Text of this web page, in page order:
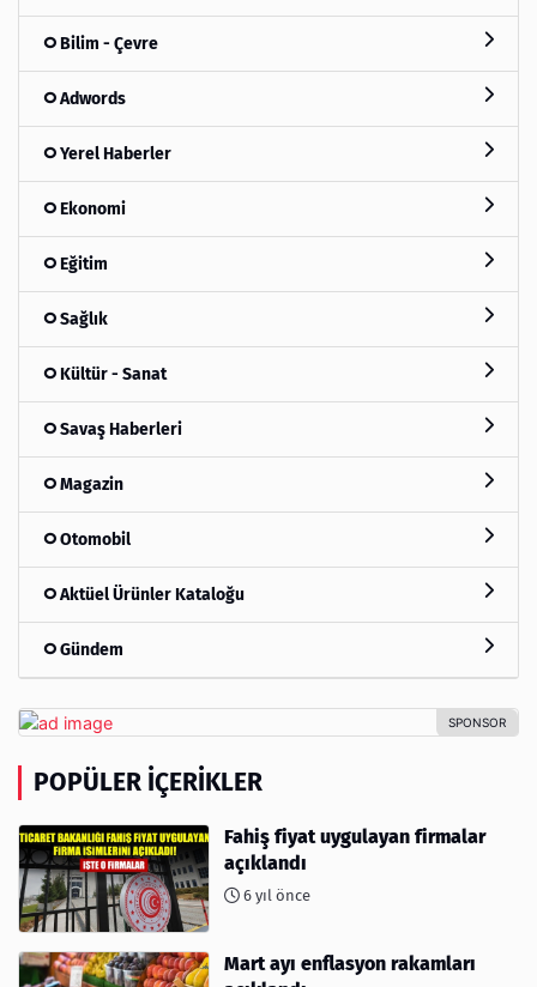
Bilim - Çevre
Adwords
Yerel Haberler
Ekonomi
Eğitim
Sağlık
Kültür - Sanat
Savaş Haberleri
Magazin
Otomobil
Aktüel Ürünler Kataloğu
Gündem
POPÜLER İÇERIKLER
Fahiş fiyat uygulayan firmalar
açıklandı
6 yıl önce
Mart ayı enflasyon rakamları